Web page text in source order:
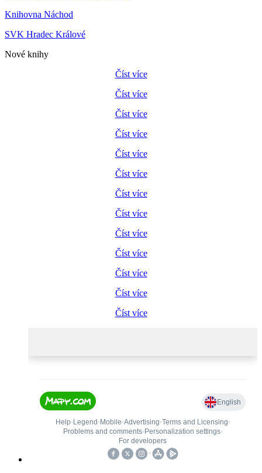
Knihovna Náchod
SVK Hradec Králové
Nové knihy
Číst více
Číst více
Číst více
Číst více
Číst více
Číst více
Číst více
Číst více
Číst více
Číst více
Číst více
Číst více
Číst více